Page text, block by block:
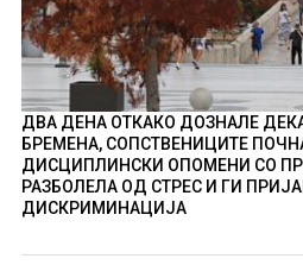
ДВА ДЕНА ОТКАКО ДОЗНАЛЕ
БРЕМЕНА, СОПСТВЕНИЦИТЕ
ДИСЦИПЛИНСКИ ОПОМЕНИ СО
РАЗБОЛЕЛА ОД СТРЕС И ГИ
ДИСКРИМИНАЦИЈА